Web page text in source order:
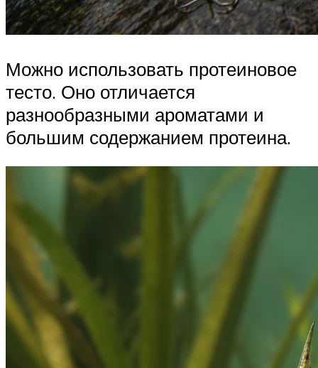
Можно использовать протеиновое
тесто. Оно отличается
разнообразными ароматами и
большим содержанием протеина.